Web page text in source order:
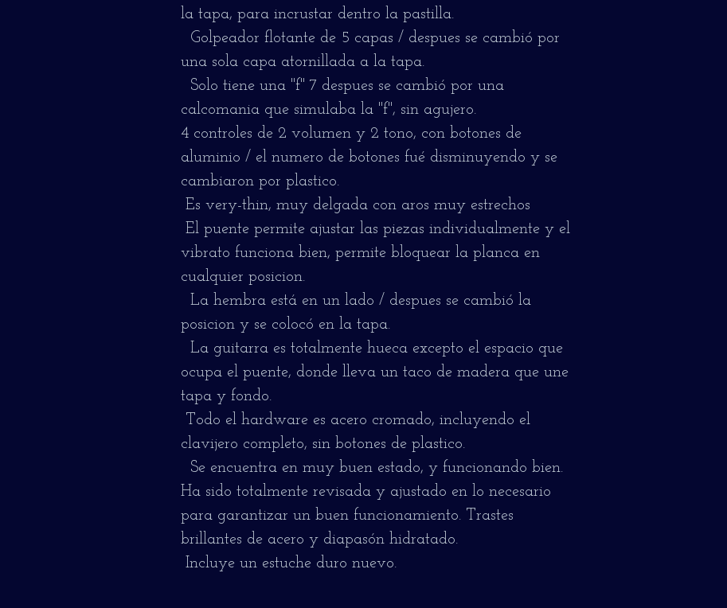
la tapa, para incrustar dentro la pastilla.
Golpeador flotante de 5 capas / despues se cambió por
una sola capa atornillada a la tapa.
Solo tiene una "f" 7 despues se cambió por una
calcomania que simulaba la "f", sin agujero.
4 controles de 2 volumen y 2 tono, con botones de
aluminio / el numero de botones fué disminuyendo y se
cambiaron por plastico.
Es very-thin, muy delgada con aros muy estrechos
El puente permite ajustar las piezas individualmente y el
vibrato funciona bien, permite bloquear la planca en
cualquier posicion.
La hembra está en un lado / despues se cambió la
posicion y se colocó en la tapa.
La guitarra es totalmente hueca excepto el espacio que
ocupa el puente, donde lleva un taco de madera que une
tapa y fondo.
Todo el hardware es acero cromado, incluyendo el
clavijero completo, sin botones de plastico.
Se encuentra en muy buen estado, y funcionando bien.
Ha sido totalmente revisada y ajustado en lo necesario
para garantizar un buen funcionamiento. Trastes
brillantes de acero y diapasón hidratado.
Incluye un estuche duro nuevo.